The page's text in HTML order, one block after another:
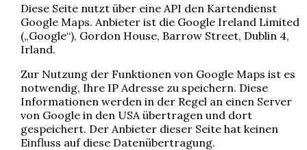
Diese Seite nutzt über eine API den Kartendienst
Google Maps. Anbieter ist die Google Ireland Limited
(„Google“), Gordon House, Barrow Street, Dublin 4,
Irland.
Zur Nutzung der Funktionen von Google Maps ist es
notwendig, Ihre IP Adresse zu speichern. Diese
Informationen werden in der Regel an einen Server
von Google in den USA übertragen und dort
gespeichert. Der Anbieter dieser Seite hat keinen
Einfluss auf diese Datenübertragung.